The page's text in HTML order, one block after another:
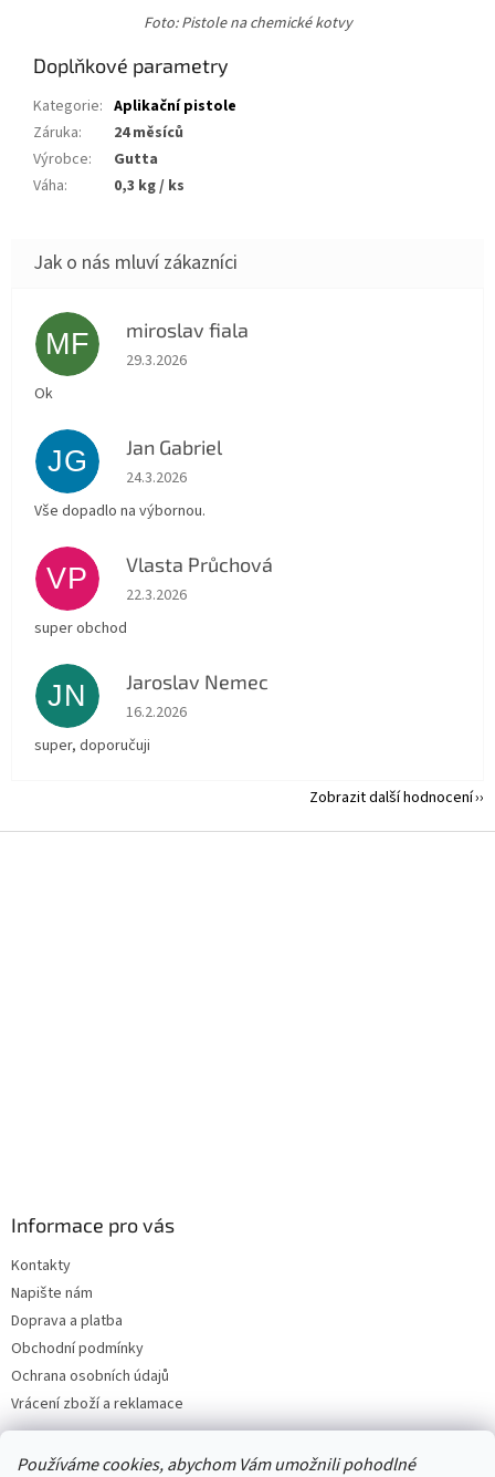
Používáme cookies, abychom Vám umožnili pohodlné
Foto: Pistole na chemické kotvy
Doplňkové parametry
Kategorie:
Aplikační pistole
Záruka:
24 měsíců
Výrobce:
Gutta
Váha: 0,3 kg / ks
MF miroslav fiala
Hodnocení obchodu je 5 z 5 hvězdiček.
29.3.2026
Ok
JG Jan Gabriel
Hodnocení obchodu je 5 z 5 hvězdiček.
24.3.2026
Vše dopadlo na výbornou.
VP Vlasta Průchová
Hodnocení obchodu je 5 z 5 hvězdiček.
22.3.2026
super obchod
JN Jaroslav Nemec
Hodnocení obchodu je 5 z 5 hvězdiček.
16.2.2026
super, doporučuji
Zobrazit další hodnocení
Informace pro vás
Kontakty
Napište nám
Doprava a platba
Obchodní podmínky
Ochrana osobních údajů
Vrácení zboží a reklamace